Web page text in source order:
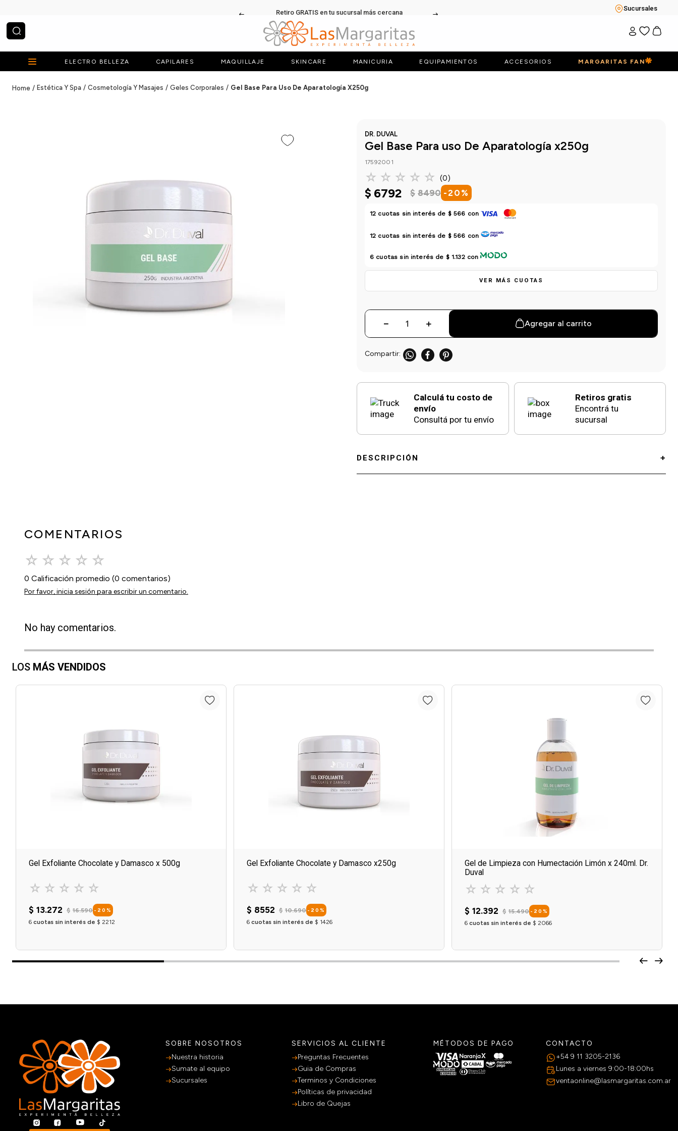
Retiro GRATIS en tu sucursal más cercana
Sucursales
¿Qué estás buscando?
ELECTRO BELLEZA CAPILARES MAQUILLAJE SKINCARE MANICURIA EQUIPAMIENTOS ACCESORIOS MARGARITAS FAN
Estética Y Spa Cosmetología Y Masajes Geles Corporales Gel Base Para Uso De Aparatología X250g
DR. DUVAL
Gel Base Para uso De Aparatología x250g
17592001
☆ ☆ ☆ ☆ ☆ (0)
$ 6792 $ 8490 -20 %
12 cuotas sin interés de $ 566 con
12 cuotas sin interés de $ 566 con
6 cuotas sin interés de $ 1.132con
VER MÁS CUOTAS
＋
－ Agregar al carrito
Calculá tu costo de
envío
Consultá por tu envío
Retiros gratis
Encontrá tu
sucursal
DESCRIPCIÓN
COMENTARIOS
☆ ☆ ☆ ☆ ☆
0 Calificación promedio (0 comentarios)
Por favor, inicia sesión para escribir un comentario.
No hay comentarios.
LOS MÁS VENDIDOS
Gel Exfoliante Chocolate y Damasco x 500g
☆ ☆ ☆ ☆ ☆
$ 13.272 $ 16.590 - 20 %
6 cuotas sin interés de $ 2212
Gel Exfoliante Chocolate y Damasco x250g
☆ ☆ ☆ ☆ ☆
$ 8552 $ 10.690 - 20 %
6 cuotas sin interés de $ 1426
Gel de Limpieza con Humectación Limón x 240ml. Dr.
Duval
☆ ☆ ☆ ☆ ☆
$ 12.392 $ 15.490 - 20 %
6 cuotas sin interés de $ 2066
SOBRE NOSOTROS
Nuestra historia
Sumate al equipo
Sucursales
SERVICIOS AL CLIENTE
Preguntas Frecuentes
Guia de Compras
Terminos y Condiciones
Políticas de privacidad
Libro de Quejas
MÉTODOS DE PAGO
CONTACTO
+54 9 11 3205-2136
Lunes a viernes 9:00-18:00hs
ventaonline@lasmargaritas.com.ar